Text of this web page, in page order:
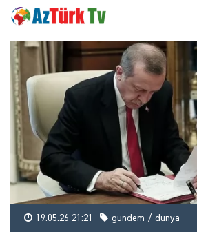
19.05.26 21:21 gundem / dunya